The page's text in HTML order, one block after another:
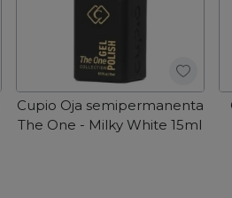
Cupio Oja semipermanenta
The One - Milky White 15ml